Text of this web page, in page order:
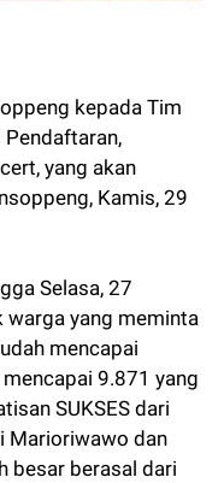
kepada Tim
Pendaftaran,
yang akan
Kamis, 29
Selasa, 27
yang meminta
mencapai
9.871 yang
SUKSES dari
Marioriwawo dan
besar berasal dari